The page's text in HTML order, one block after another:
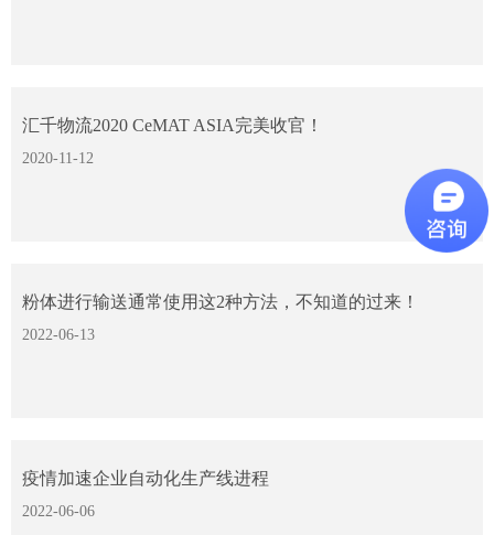
汇千物流2020 CeMAT ASIA完美收官！
2020-11-12
粉体进行输送通常使用这2种方法，不知道的过来！
2022-06-13
疫情加速企业自动化生产线进程
2022-06-06